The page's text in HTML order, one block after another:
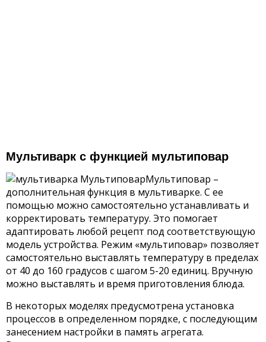
Мультиварк с функцией мультиповар
Мультиповар –
дополнительная функция в мультиварке. С ее
помощью можно самостоятельно устанавливать и
корректировать температуру. Это помогает
адаптировать любой рецепт под соответствующую
модель устройства. Режим «мультиповар» позволяет
самостоятельно выставлять температуру в пределах
от 40 до 160 градусов с шагом 5-20 единиц. Вручную
можно выставлять и время приготовления блюда.
В некоторых моделях предусмотрена установка
процессов в определенном порядке, с последующим
занесением настройки в память агрегата.